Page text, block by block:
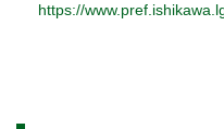
https://